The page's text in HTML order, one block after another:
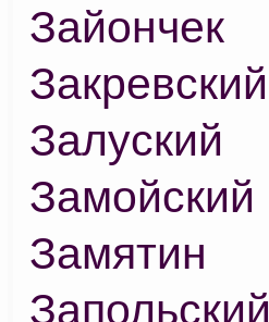
Зайончек
Закревский
Залуский
Замойский
Замятин
Запольский